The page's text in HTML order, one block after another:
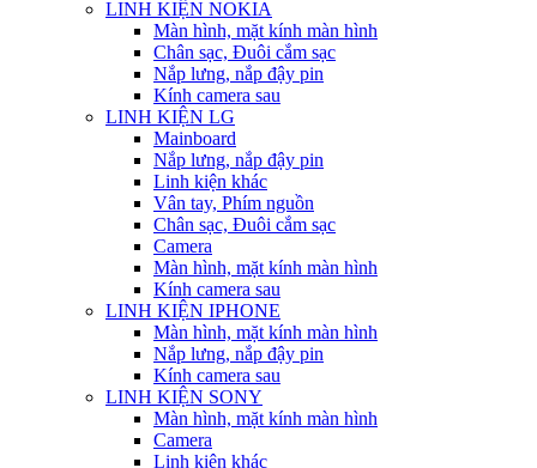
LINH KIỆN NOKIA
Màn hình, mặt kính màn hình
Chân sạc, Đuôi cắm sạc
Nắp lưng, nắp đậy pin
Kính camera sau
LINH KIỆN LG
Mainboard
Nắp lưng, nắp đậy pin
Linh kiện khác
Vân tay, Phím nguồn
Chân sạc, Đuôi cắm sạc
Camera
Màn hình, mặt kính màn hình
Kính camera sau
LINH KIỆN IPHONE
Màn hình, mặt kính màn hình
Nắp lưng, nắp đậy pin
Kính camera sau
LINH KIỆN SONY
Màn hình, mặt kính màn hình
Camera
Linh kiện khác